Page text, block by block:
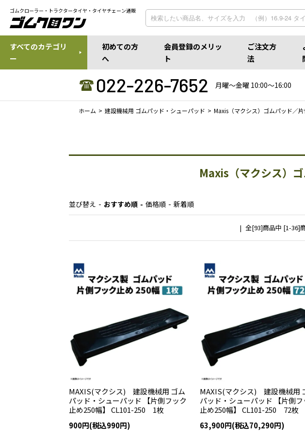
ゴムクローラー・トラクタータイヤ・タイヤチェーン通販
すべてのカテゴリ
ー
初めての方
へ
会員登録のメリッ
ト
ご注文方
法
022-226-7652 月曜〜金曜 10:00〜16:00
ホーム 建設機械用 ゴムパッド・シューパッド Maxis（マクシス）ゴムパッド／
Maxis（マクシス）
並び替え おすすめ順 価格順 新着順
全[93]商品中 [1-36]
MAXIS(マクシス) 建設機械用 ゴム
パッド・シューパッド 【片側フック
止め250幅】 CL101-250 1枚
900円(税込990円)
MAXIS(マクシス) 建設機械用
パッド・シューパッド 【片側フ
止め250幅】 CL101-250 72枚
63,900円(税込70,290円)